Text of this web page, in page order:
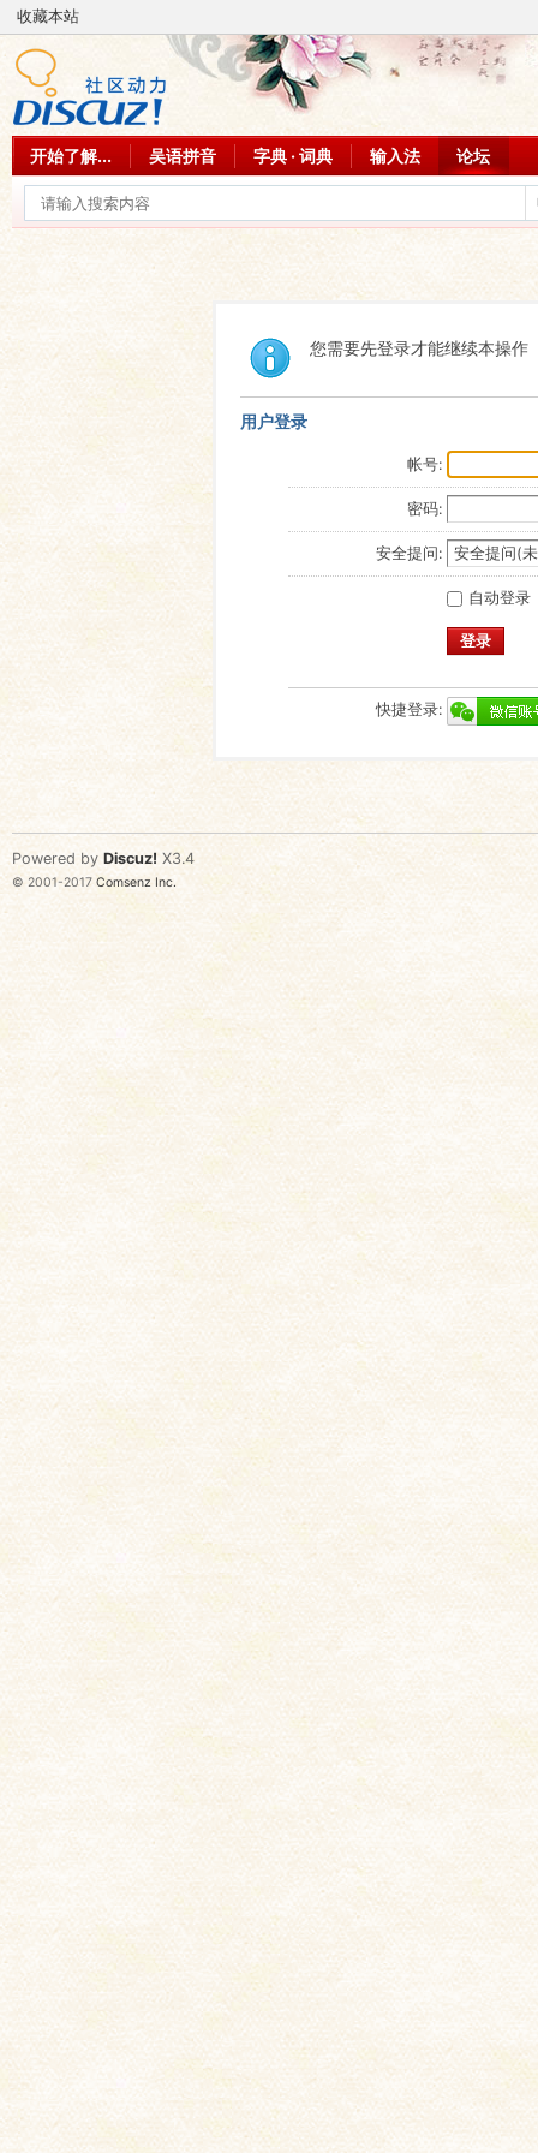
收藏本站
开始了解... 吴语拼音 字典 · 词典 输入法 论坛
您需要先登录才能继续本操作
用户登录
帐号:
密码:
安全提问:
自动登录
登录
快捷登录:
Powered by Discuz! X3.4
© 2001-2017 Comsenz Inc.